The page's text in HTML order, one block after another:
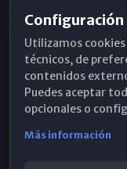
Horarios de Misa
Hemeroteca
WhatsApp
Configuración
Utilizamos
técnicos, de
contenidos
Puedes aceptar
opcionales o
Más información